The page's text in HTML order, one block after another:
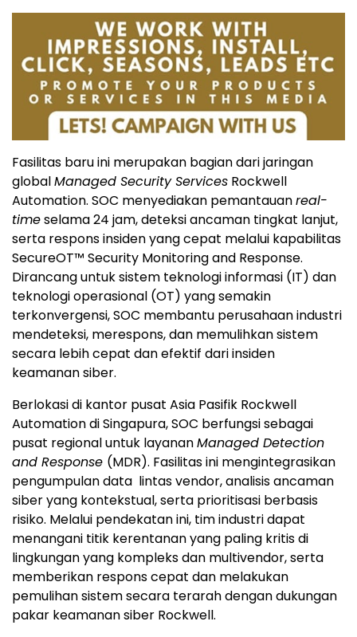
Fasilitas baru ini merupakan bagian dari jaringan
globalManaged Security Services Rockwell
Automation. SOC menyediakan pemantauanreal-
timeselama 24 jam, deteksi ancaman tingkat lanjut,
serta respons insiden yang cepat melalui kapabilitas
SecureOT™ Security Monitoring and Response.
Dirancang untuk sistem teknologi informasi (IT) dan
teknologi operasional (OT) yang semakin
terkonvergensi, SOC membantu perusahaan industri
mendeteksi, merespons, dan memulihkan sistem
secara lebih cepat dan efektif dari insiden
keamanan siber.
Berlokasi di kantor pusat Asia Pasifik Rockwell
Automation di Singapura, SOC berfungsi sebagai
pusat regional untuk layananManaged Detection
and Response (MDR). Fasilitas ini mengintegrasikan
pengumpulan data lintas vendor, analisis ancaman
siber yang kontekstual, serta prioritisasi berbasis
risiko. Melalui pendekatan ini, tim industri dapat
menangani titik kerentanan yang paling kritis di
lingkungan yang kompleks dan multivendor, serta
memberikan respons cepat dan melakukan
pemulihan sistem secara terarah dengan dukungan
pakar keamanan siber Rockwell.